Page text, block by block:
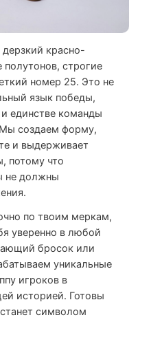
красно-
полутонов, строгие
номер 25. Это не
язык победы,
единстве команды
создаем форму,
и выдерживает
потому что
не должны
по твоим меркам,
уверенно в любой
бросок или
уникальные
игроков в
историей. Готовы
символом